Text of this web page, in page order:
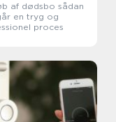
dødsbo sådan
en tryg og
proces